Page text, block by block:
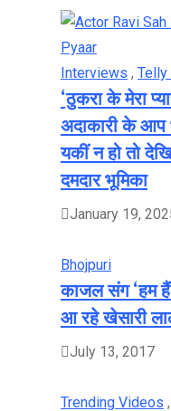
Interviews , Telly
‘ठुकरा के मेरा
अदाकारी के आप
यकीं न हो तो
दमदार भूमिका
January 19,
Bhojpuri
काजल संग ‘हम हैं
आ रहे खेसारी
July 13, 2017
Trending Videos ,